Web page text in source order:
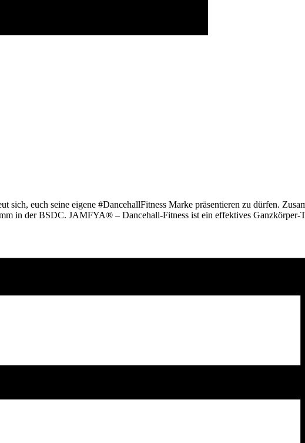
euch seine eigene #DancehallFitness Marke präsentieren zu dürfen.
in der BSDC. JAMFYA® – Dancehall-Fitness ist ein effektives